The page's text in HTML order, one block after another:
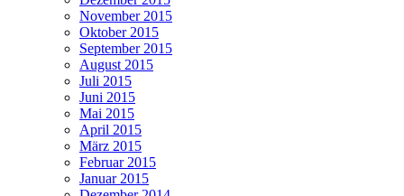
November 2015
Oktober 2015
September 2015
August 2015
Juli 2015
Juni 2015
Mai 2015
April 2015
März 2015
Februar 2015
Januar 2015